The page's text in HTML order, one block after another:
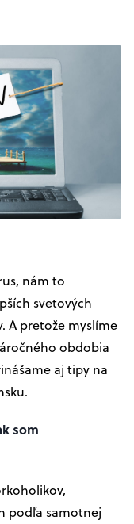
nám to
svetových
A pretože myslíme
obdobia
aj tipy na
som
podľa samotnej